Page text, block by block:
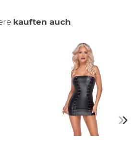
kauften auch